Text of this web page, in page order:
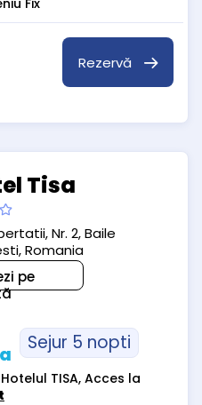
Fix
Rezervă
Tisa
Nr. 2, Baile
Romania
pe
Sejur 5 nopti
TISA, Acces la